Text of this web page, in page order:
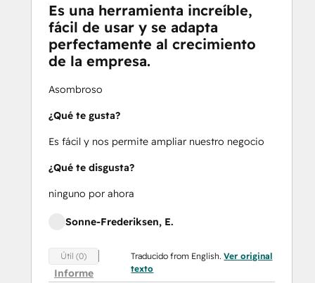
Es una herramienta increíble,
fácil de usar y se adapta
perfectamente al crecimiento
de la empresa.
Asombroso
¿Qué te gusta?
Es fácil y nos permite ampliar nuestro negocio
¿Qué te disgusta?
ninguno por ahora
Sonne-Frederiksen, E.
Útil (0)
Informe
Traducido from English.Ver original
texto